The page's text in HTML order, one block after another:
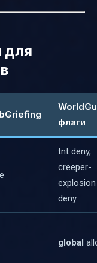
для
флаги
tnt deny,
creeper-
explosion
deny
global